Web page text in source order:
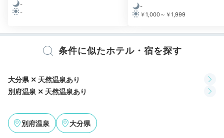
夕食バイキングイメージ①
夕食は「Solista」でバイキングはいかが？関アジお造
-
-
-
￥1,000～￥1,999
条件に似たホテル・宿を探す
大分県 ✕ 天然温泉あり
別府温泉 ✕ 天然温泉あり
別府温泉 大分県